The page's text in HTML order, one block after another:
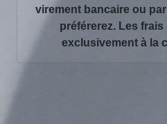
virement bancaire ou
préférerez. Les
exclusivement à la